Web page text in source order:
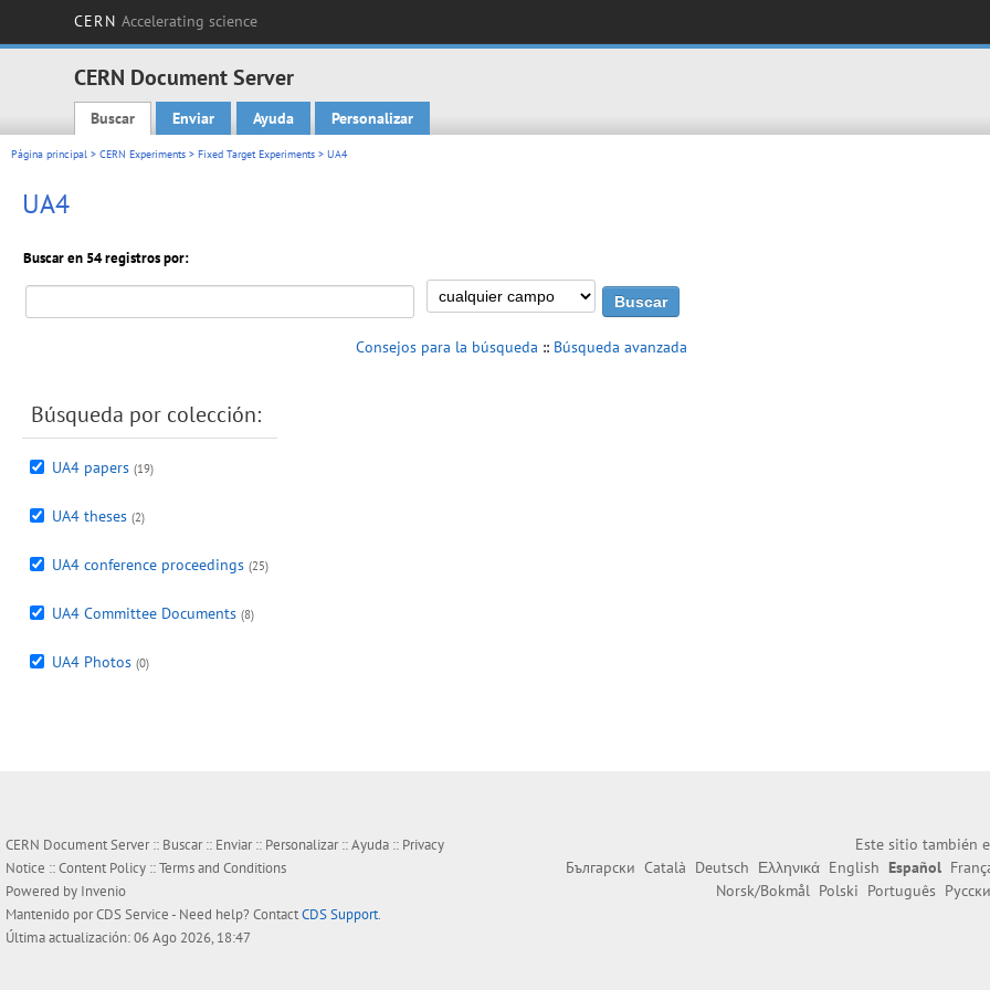
CERN Accelerating science
CERN Document Server
Main menu
Buscar Enviar Ayuda Personalizar
Página principal > CERN Experiments > Fixed Target Experiments > UA4
UA4
Buscar en 54 registros por:
Consejos para la búsqueda :: Búsqueda avanzada
Búsqueda por colección:
UA4 papers (19)
UA4 theses (2)
UA4 conference proceedings (25)
UA4 Committee Documents (8)
UA4 Photos (0)
CERN Document Server :: Buscar:: Enviar:: Personalizar::Ayuda :: Privacy
Notice ::Content Policy ::Terms and Conditions
Powered by Invenio
Mantenido porCDS Service- Need help? ContactCDS Support.
Última actualización: 06 Ago 2026, 18:47
Este sitio también
Български Català Deutsch Ελληνικά English Español
Norsk/Bokmål Polski Português